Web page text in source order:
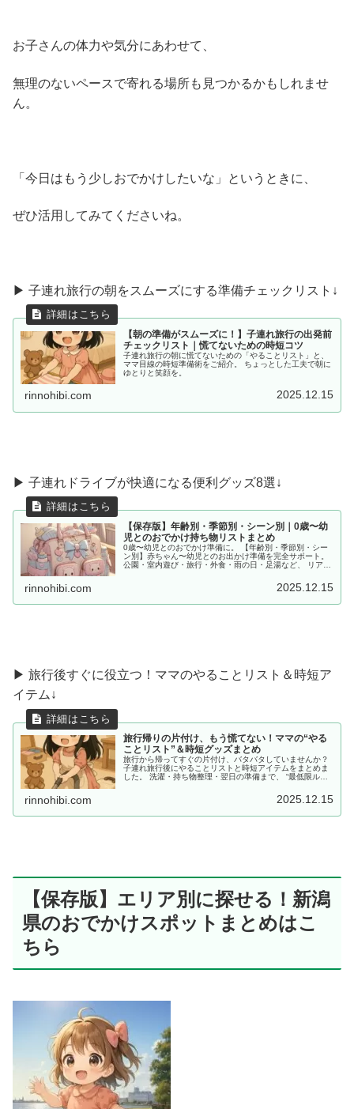
お子さんの体力や気分にあわせて、
無理のないペースで寄れる場所も見つかるかもしれませ
ん。
「今日はもう少しおでかけしたいな」というときに、
ぜひ活用してみてくださいね。
▶ 子連れ旅行の朝をスムーズにする準備チェックリスト↓
【朝の準備がスムーズに！】子連れ旅行の出発前
チェックリスト｜慌てないための時短コツ
子連れ旅行の朝に慌てないための「やることリスト」と、
ママ目線の時短準備術をご紹介。 ちょっとした工夫で朝に
ゆとりと笑顔を。
rinnohibi.com 2025.12.15
▶︎ 子連れドライブが快適になる便利グッズ8選↓
【保存版】年齢別・季節別・シーン別｜0歳〜幼
児とのおでかけ持ち物リストまとめ
0歳〜幼児とのおでかけ準備に。 【年齢別・季節別・シー
ン別】赤ちゃん〜幼児とのお出かけ準備を完全サポート。
公園・室内遊び・旅行・外食・雨の日・足湯など、 リアル
rinnohibi.com 2025.12.15
▶ 旅行後すぐに役立つ！ママのやることリスト＆時短ア
イテム↓
旅行帰りの片付け、もう慌てない！ママの“やる
ことリスト”＆時短グッズまとめ
旅行から帰ってすぐの片付け、バタバタしていませんか？
子連れ旅行後にやることリストと時短アイテムをまとめま
した。 洗濯・持ち物整理・翌日の準備まで、 “最低限ルー
rinnohibi.com 2025.12.15
【保存版】エリア別に探せる！新潟
県のおでかけスポットまとめはこ
ちら